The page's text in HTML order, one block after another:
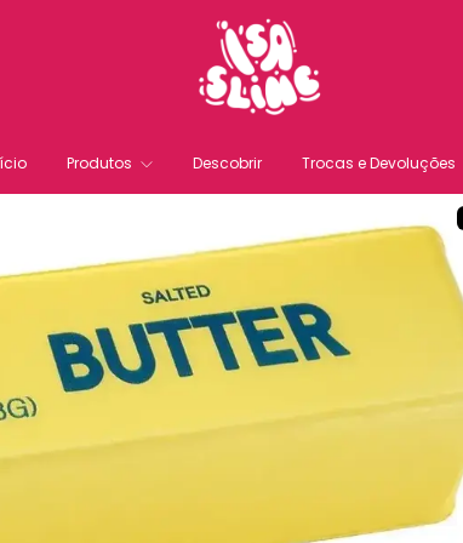
Produtos Descobrir Trocas e Devoluções